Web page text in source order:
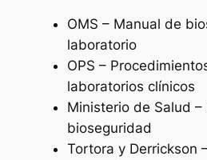
OMS – Manual de
laboratorio
OPS –
laboratorios clínicos
Ministerio de Salud –
bioseguridad
Tortora y Derrickson